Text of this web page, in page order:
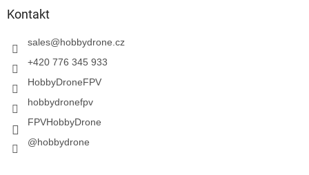
Kontakt
sales@hobbydrone.cz
+420 776 345 933
HobbyDroneFPV
hobbydronefpv
FPVHobbyDrone
@hobbydrone